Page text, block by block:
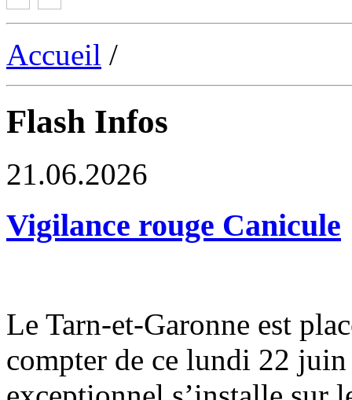
Accueil /
Flash Infos
21.06.2026
Vigilance rouge Canicule
Le Tarn-et-Garonne est
compter de ce lundi 22